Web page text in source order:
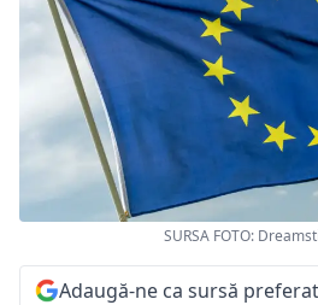
SURSA FOTO:
Adaugă-ne ca sursă